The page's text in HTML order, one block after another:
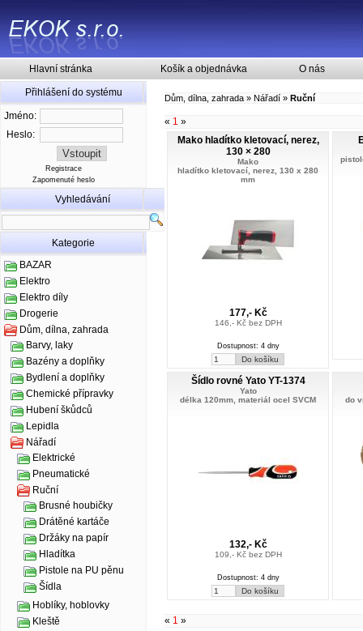
Hlavní stránka Košík a objednávka O nás
Přihlášení do systému
Jméno:
Heslo:
Registrace
Zapomenuté heslo
Vyhledávání
Kategorie
BAZAR
Elektro
Elektro díly
Drogerie
Dům, dílna, zahrada
Barvy, laky
Bazény a doplňky
Bydlení a doplňky
Chemické přípravky
Hubení škůdců
Lepidla
Nářadí
Elektrické
Pneumatické
Ruční
Brusné houbičky
Drátěné kartáče
Držáky na papír
Hladítka
Pistole na PU pěnu
Šídla
Hoblíky, hoblovky
Kleště
Dům, dílna, zahrada » Nářadí » Ruční
« 1 »
Mako hladítko kletovací, nerez,
130 × 280
Mako
hladítko kletovací, nerez, 130 x 280
mm
177,- Kč
146,- Kč bez DPH
Dostupnost: 4 dny
Šídlo rovné Yato YT-1374
Yato
délka 120mm, materiál ocel SVCM
132,- Kč
109,- Kč bez DPH
Dostupnost: 4 dny
do
« 1 »